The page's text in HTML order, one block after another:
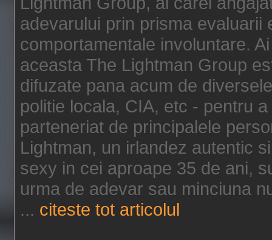
adevarului prin prisma evaluarii
comportamentale involuntare.
aceasta The Lightman Group
difuzate pana acum de
politie locala, CIA, etc - pentru
parteneriat de principalele
Lightman, un irlandez autentic
sexy in cei aproape 35 de ani,
urma de adevar sau minciuna
... citeste tot articolul